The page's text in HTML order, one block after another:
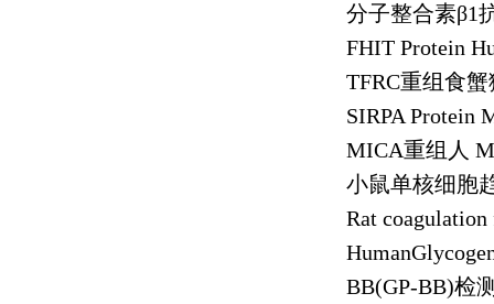
分子整合素β1
FHIT Protein
TFRC重组食蟹
SIRPA Protein
MICA重组人
小鼠单核细胞
Rat
BB(GP-BB)检